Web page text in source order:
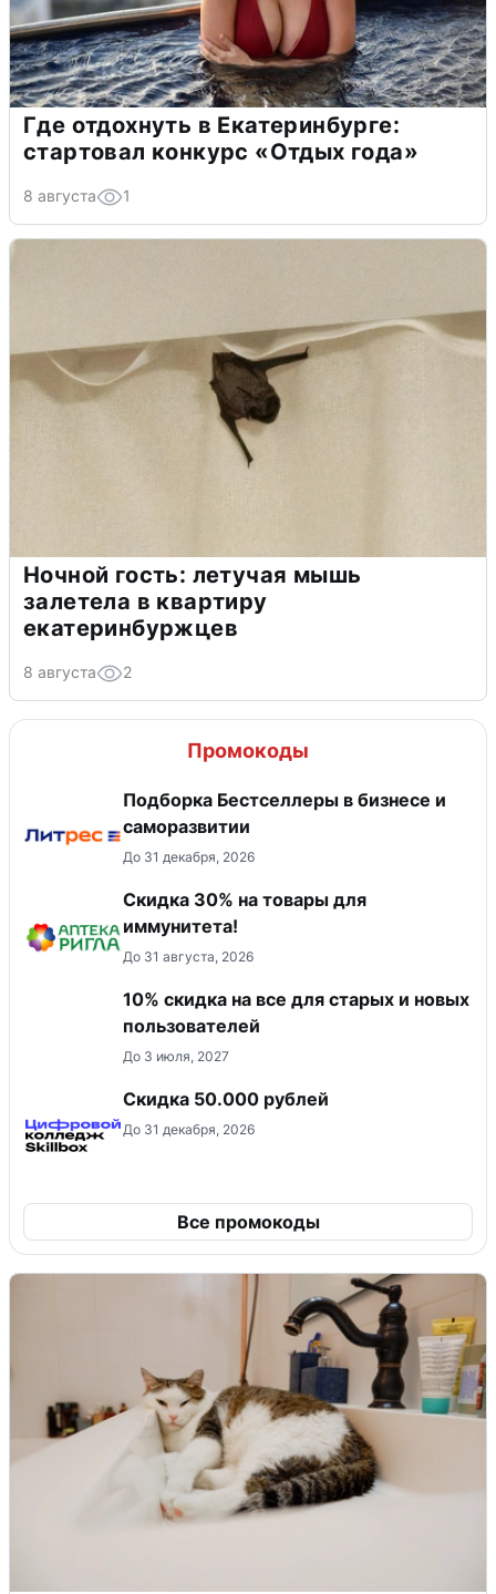
Где отдохнуть в Екатеринбурге:
стартовал конкурс «Отдых года»
8 августа 1
Ночной гость: летучая мышь
залетела в квартиру
екатеринбуржцев
8 августа 2
Промокоды
Подборка Бестселлеры в бизнесе и
саморазвитии
До 31 декабря, 2026
Скидка 30% на товары для
иммунитета!
До 31 августа, 2026
10% скидка на все для старых и новых
пользователей
До 3 июля, 2027
Скидка 50.000 рублей
До 31 декабря, 2026
Все промокоды